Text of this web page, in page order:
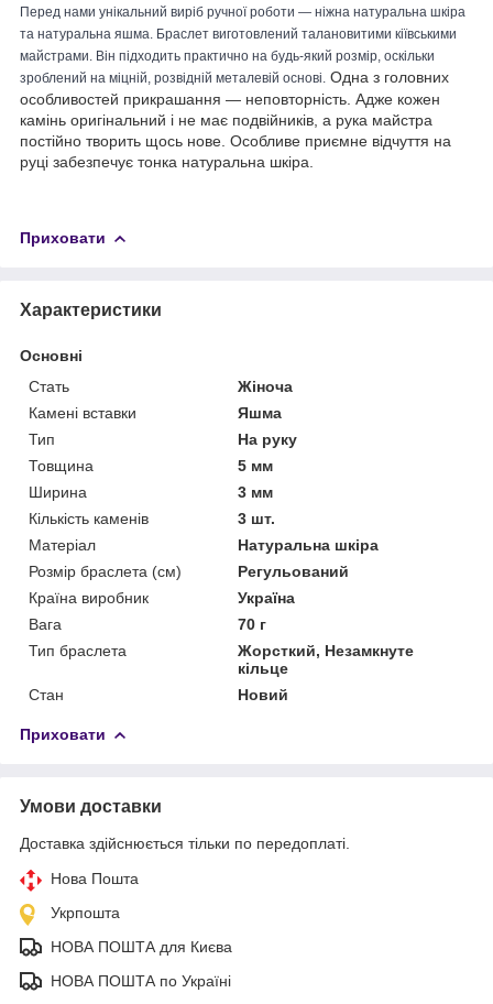
Перед нами унікальний виріб ручної роботи — ніжна натуральна шкіра
та натуральна яшма. Браслет виготовлений талановитими кіївськими
майстрами. Він підходить практично на будь-який розмір, оскільки
зроблений на міцній, розвідній металевій основі. Одна з головних
особливостей прикрашання — неповторність. Адже кожен
камінь оригінальний і не має подвійників, а рука майстра
постійно творить щось нове. Особливе приємне відчуття на
руці забезпечує тонка натуральна шкіра.
Приховати
Характеристики
Основні
Стать
Жіноча
Камені вставки
Яшма
Тип
На руку
Товщина
5 мм
Ширина
3 мм
Кількість каменів
3 шт.
Матеріал
Натуральна шкіра
Розмір браслета (см)
Регульований
Країна виробник
Україна
Вага
70 г
Тип браслета
Жорсткий, Незамкнуте
кільце
Стан
Новий
Приховати
Умови доставки
Доставка здійснюється тільки по передоплаті.
Нова Пошта
Укрпошта
НОВА ПОШТА для Києва
НОВА ПОШТА по Україні